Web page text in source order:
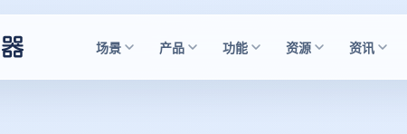
场景 产品 功能 资源 资讯